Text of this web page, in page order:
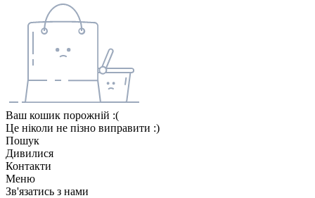
Ваш кошик порожній :(
Це ніколи не пізно виправити :)
Пошук
Дивилися
Контакти
Меню
Зв'язатись з нами